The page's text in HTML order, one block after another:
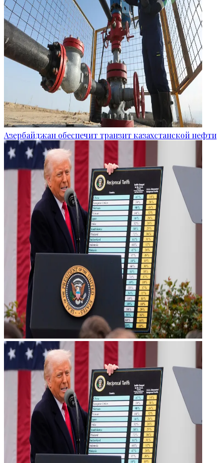
Азербайджан обеспечит транзит казахстанской нефти